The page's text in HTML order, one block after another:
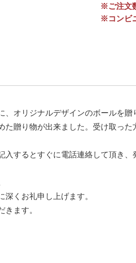
※ご注文
※コンビ
オリジナルデザインのボールを
た贈り物が出来ました。受け取っ
するとすぐに電話連絡して頂き、
くお礼申し上げます。
ます。